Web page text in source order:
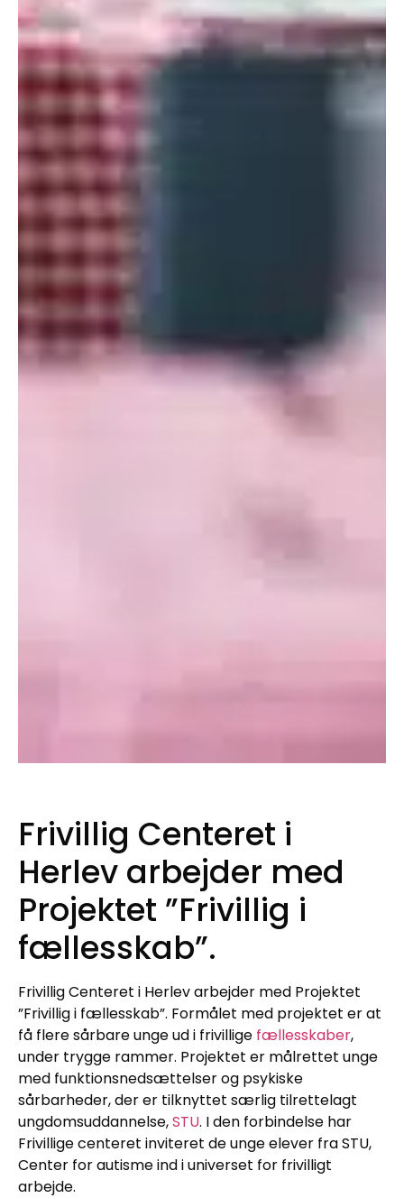
Frivillig Centeret i
Herlev arbejder med
Projektet ”Frivillig i
fællesskab”.
Frivillig Centeret i Herlev arbejder med Projektet
”Frivillig i fællesskab”. Formålet med projektet er at
få flere sårbare unge ud i frivillige fællesskaber,
under trygge rammer. Projektet er målrettet unge
med funktionsnedsættelser og psykiske
sårbarheder, der er tilknyttet særlig tilrettelagt
ungdomsuddannelse,STU. I den forbindelse har
Frivillige centeret inviteret de unge elever fra STU,
Center for autisme ind i universet for frivilligt
arbejde.